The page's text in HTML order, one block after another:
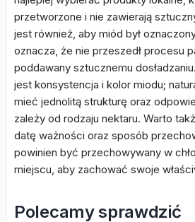
przetworzone i nie zawierają
jest również, aby miód był
oznacza, że nie przeszedł procesu
poddawany sztucznemu
jest konsystencja i kolor miodu;
mieć jednolitą strukturę oraz
zależy od rodzaju nektaru. Warto
datę ważności oraz sposób
powinien być przechowywany w
miejscu, aby zachować swoje
Polecamy sprawdzić